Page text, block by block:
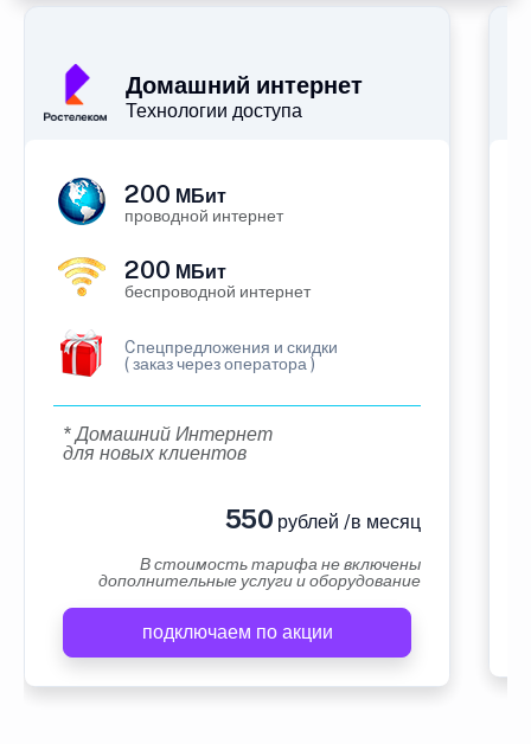
Домашний интернет
Технологии доступа
200 МБит
проводной интернет
200 МБит
беспроводной интернет
Cпецпредложения и скидки
( заказ через оператора )
* Домашний Интернет
для новых клиентов
550 рублей /в месяц
В стоимость тарифа не включены
дополнительные услуги и оборудование
подключаем по акции